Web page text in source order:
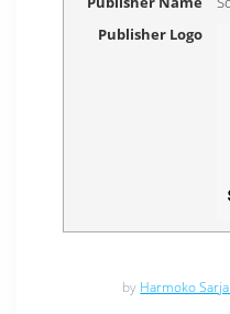
Publisher Logo
by Harmoko